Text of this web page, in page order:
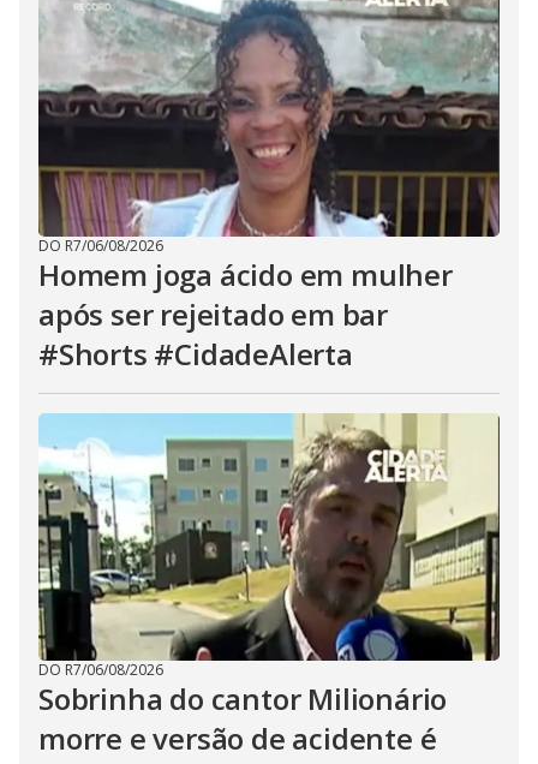
DO R7/06/08/2026
Homem joga ácido em mulher
após ser rejeitado em bar
#Shorts #CidadeAlerta
DO R7/06/08/2026
Sobrinha do cantor Milionário
morre e versão de acidente é